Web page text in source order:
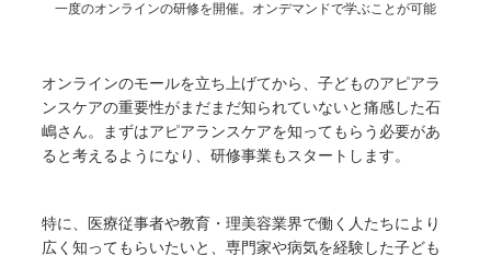
一度のオンラインの研修を開催。オンデマンドで学ぶことが可能
オンラインのモールを立ち上げてから、子どものアピアラ
ンスケアの重要性がまだまだ知られていないと痛感した石
嶋さん。まずはアピアランスケアを知ってもらう必要があ
ると考えるようになり、研修事業もスタートします。
特に、医療従事者や教育・理美容業界で働く人たちにより
広く知ってもらいたいと、専門家や病気を経験した子ども